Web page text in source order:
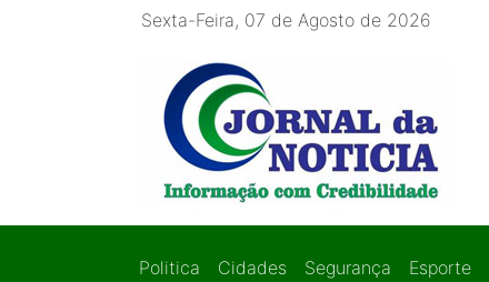
Sexta-Feira, 07 de Agosto de 2026
Politica Cidades Segurança Esporte